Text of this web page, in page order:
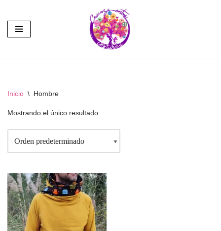
Saltar
al
Inicio \ Hombre
Mostrando el único resultado